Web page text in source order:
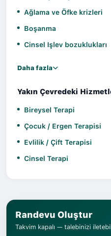
Ağlama ve Öfke krizleri
Boşanma
Cinsel Işlev bozuklukları
Daha fazla
Yakın Çevredeki
Bireysel Terapi
Çocuk / Ergen Terapisi
Evlilik / Çift Terapisi
Cinsel Terapi
Randevu Oluştur
Takvim kapalı — talebinizi